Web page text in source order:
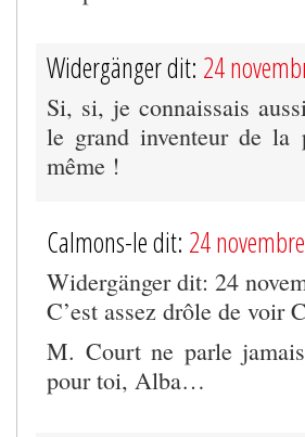
Widergänger dit: 24
Si, si, je connaissais
le grand inventeur de la
même !
Calmons-le dit: 24
Widergänger dit: 24
C’est assez drôle de voir
M. Court ne parle
pour toi, Alba…